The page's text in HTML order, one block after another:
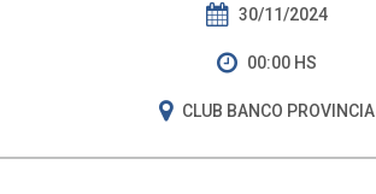
30/11/2024
00:00 HS
CLUB BANCO PROVINCIA